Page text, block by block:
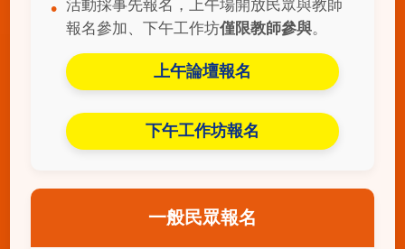
一般民眾報名
活動採事先報名，上午場開放民眾與教師
報名參加、下午工作坊僅限教師參與。
上午論壇報名
下午工作坊報名